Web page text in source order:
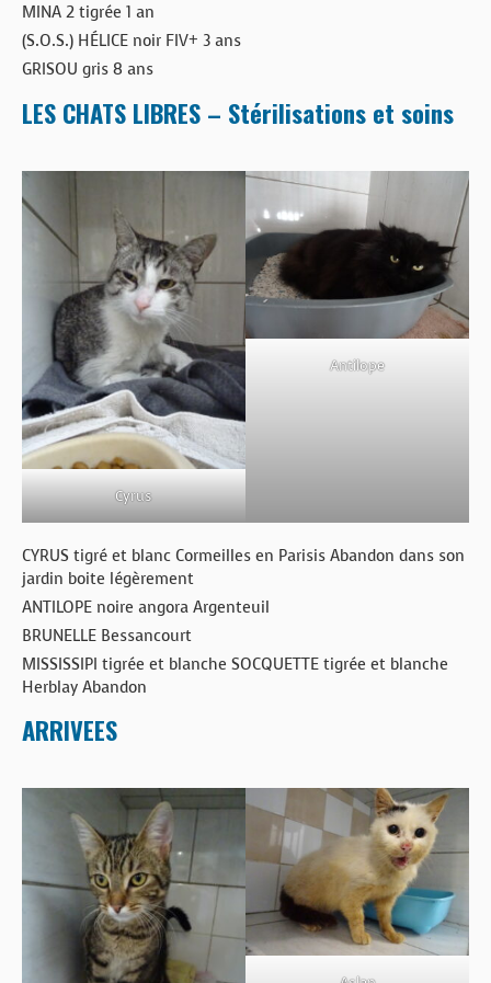
MINA 2 tigrée 1 an
(S.O.S.) HÉLICE noir FIV+ 3 ans
GRISOU gris 8 ans
LES CHATS LIBRES – Stérilisations et soins
Cyrus
Antilope
CYRUS tigré et blanc Cormeilles en Parisis Abandon dans son
jardin boite légèrement
ANTILOPE noire angora Argenteuil
BRUNELLE Bessancourt
MISSISSIPI tigrée et blanche SOCQUETTE tigrée et blanche
Herblay Abandon
ARRIVEES